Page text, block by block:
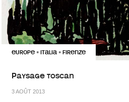
EUROPE • ITALIA • FIRENZE
Paysage toscan
3 AOÛT 2013